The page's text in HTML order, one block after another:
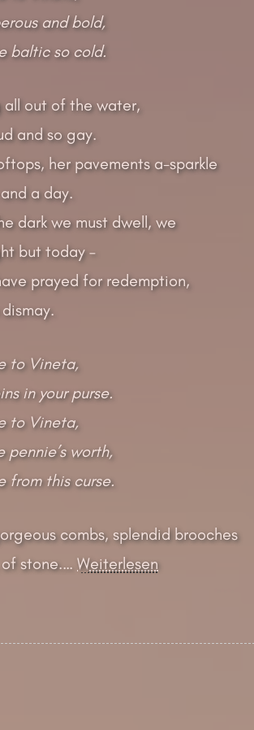
and bold,
baltic so cold.
all out of the water,
and so gay.
her pavements a-sparkle
a day.
dark we must dwell, we
but today –
prayed for redemption,
to Vineta,
in your purse.
to Vineta,
pennie’s worth,
from this curse.
combs, splendid brooches
stone.… Weiterlesen